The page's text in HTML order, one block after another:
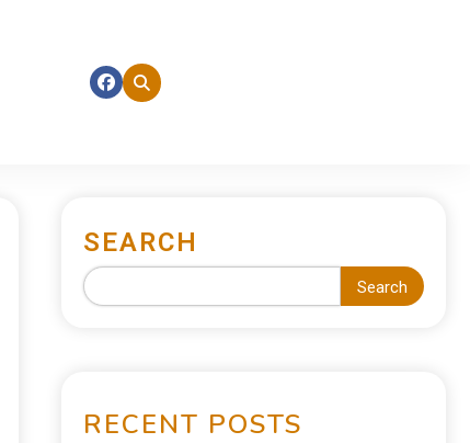
SEARCH
Search
RECENT POSTS